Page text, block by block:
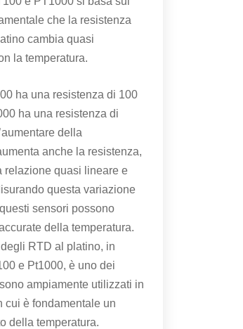
che la resistenza
cambia quasi
la temperatura.
ha una resistenza di 100
ha una resistenza di
della
anche la resistenza,
relazione quasi lineare e
questa variazione
sensori possono
della temperatura.
RTD al platino, in
e Pt1000, è uno dei
ampiamente utilizzati in
cui è fondamentale un
della temperatura.